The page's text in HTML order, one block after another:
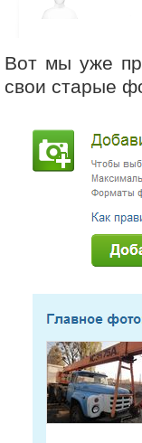
Вот мы уже
свои старые